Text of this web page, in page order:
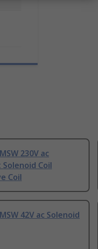
230V ac
Coil
Coil
42V ac Solenoid